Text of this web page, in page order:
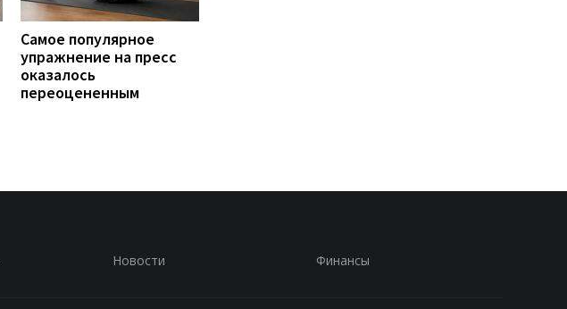
Самое популярное
упражнение на пресс
оказалось
переоцененным
Новости Финансы